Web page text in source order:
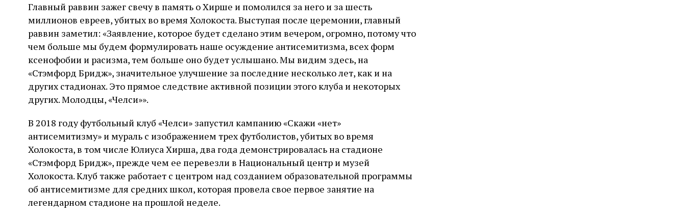
Главный раввин зажег свечу в память о Хирше и помолился за него и за шесть
миллионов евреев, убитых во время Холокоста. Выступая после церемонии, главный
раввин заметил: «Заявление, которое будет сделано этим вечером, огромно, потому что
чем больше мы будем формулировать наше осуждение антисемитизма, всех форм
ксенофобии и расизма, тем больше оно будет услышано. Мы видим здесь, на
«Стэмфорд Бридж», значительное улучшение за последние несколько лет, как и на
других стадионах. Это прямое следствие активной позиции этого клуба и некоторых
других. Молодцы, «Челси»».
В 2018 году футбольный клуб «Челси» запустил кампанию «Скажи «нет»
антисемитизму» и мураль с изображением трех футболистов, убитых во время
Холокоста, в том числе Юлиуса Хирша, два года демонстрировалась на стадионе
«Стэмфорд Бридж», прежде чем ее перевезли в Национальный центр и музей
Холокоста. Клуб также работает с центром над созданием образовательной программы
об антисемитизме для средних школ, которая провела свое первое занятие на
легендарном стадионе на прошлой неделе.